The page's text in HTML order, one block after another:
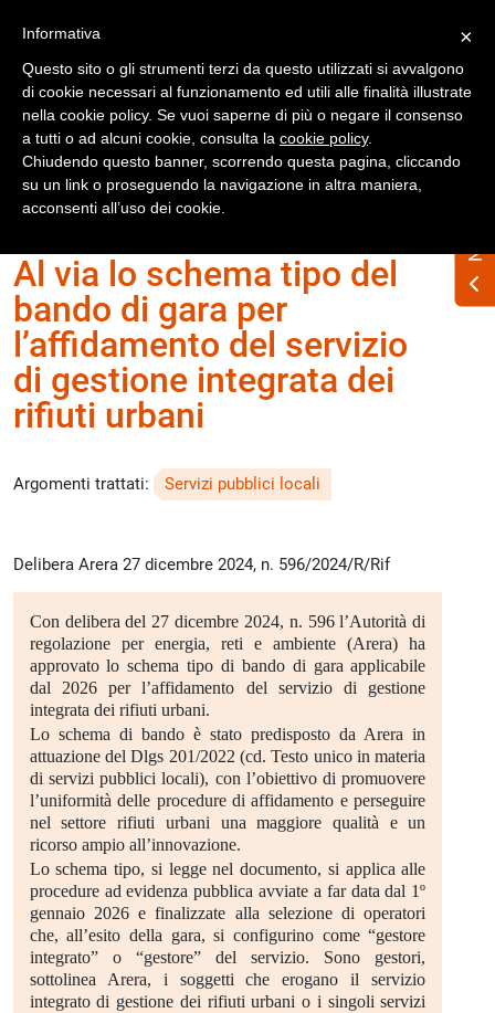
Accedi
Home Numero Rifiuti n. 335 febbraio 2025
Al via lo schema tipo del
bando di gara per
l’affidamento del servizio
di gestione integrata dei
rifiuti urbani
Argomenti trattati: Servizi pubblici locali
Delibera Arera 27 dicembre 2024, n. 596/2024/R/Rif
Con delibera del 27 dicembre 2024, n. 596 l’Autorità di
regolazione per energia, reti e ambiente (Arera) ha
approvato lo schema tipo di bando di gara applicabile
dal 2026 per l’affidamento del servizio di gestione
integrata dei rifiuti urbani.
Lo schema di bando è stato predisposto da Arera in
attuazione del Dlgs 201/2022 (cd. Testo unico in materia
di servizi pubblici locali), con l’obiettivo di promuovere
l’uniformità delle procedure di affidamento e perseguire
nel settore rifiuti urbani una maggiore qualità e un
ricorso ampio all’innovazione.
Lo schema tipo, si legge nel documento, si applica alle
procedure ad evidenza pubblica avviate a far data dal 1º
gennaio 2026 e finalizzate alla selezione di operatori
che, all’esito della gara, si configurino come “gestore
integrato” o “gestore” del servizio. Sono gestori,
sottolinea Arera, i soggetti che erogano il servizio
integrato di gestione dei rifiuti urbani o i singoli servizi
×
Informativa
Questo sito o gli strumenti terzi da questo utilizzati si avvalgono
di cookie necessari al funzionamento ed utili alle finalità illustrate
nella cookie policy. Se vuoi saperne di più o negare il consenso
a tutti o ad alcuni cookie, consulta la cookie policy.
Chiudendo questo banner, scorrendo questa pagina, cliccando
su un link o proseguendo la navigazione in altra maniera,
acconsenti all’uso dei cookie.